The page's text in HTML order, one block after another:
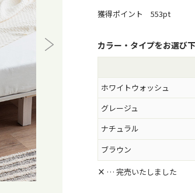
r
r
t
i
n
獲得ポイント 553pt
カラー・タイプをお選び
ホワイトウォッシュ
グレージュ
ナチュラル
ブラウン
× … 完売いたしました